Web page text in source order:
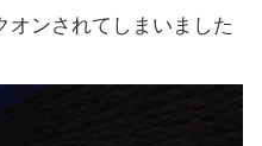
オンされてしまいました